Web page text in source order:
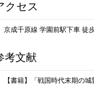
クセス
京成千原線 学園前駅下車 徒
考文献
【書籍】「戦国時代末期の